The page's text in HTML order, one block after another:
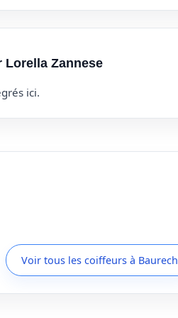
Zannese
ici.
Voir tous les coiffeurs à Baurech